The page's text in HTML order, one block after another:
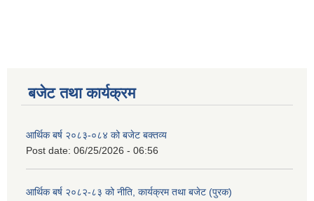
बजेट तथा कार्यक्रम
आर्थिक बर्ष २०८३-०८४ को बजेट बक्तव्य
Post date: 06/25/2026 - 06:56
आर्थिक बर्ष २०८२-८३ को नीति, कार्यक्रम तथा बजेट (पुरक)